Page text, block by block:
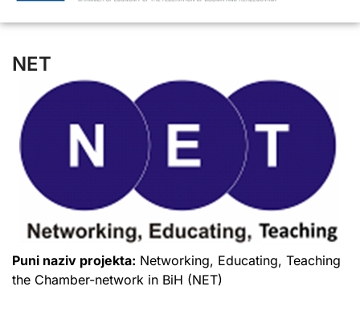
NET
Puni naziv projekta: Networking, Educating, Teaching
the Chamber-network in BiH (NET)